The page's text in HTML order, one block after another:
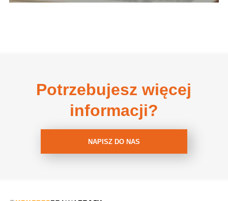
Potrzebujesz więcej
informacji?
NAPISZ DO NAS